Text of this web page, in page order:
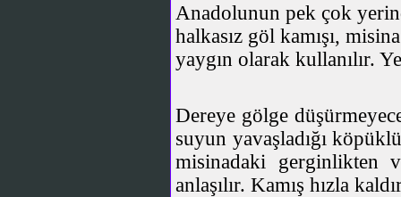
Anadolunun pek çok
halkasız göl kamışı,
yaygın olarak kullanılır.
Dereye gölge
suyun yavaşladığı
misinadaki gerginlikten
anlaşılır. Kamış hızla